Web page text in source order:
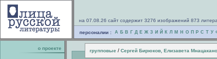
на 07.08.26 сайт содержит 3276 изображений 873
персоналии : А Б В Г Д Е Ж З И Й К Л М Н О П Р С Т У
о проекте групповые / Сергей Бирюков, Елизавета